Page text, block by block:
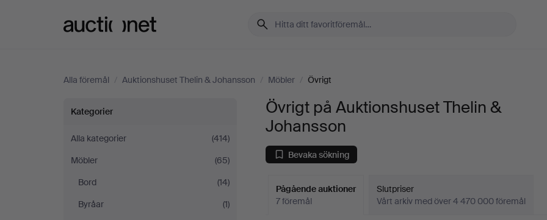
Alla föremål / Auktionshuset Thelin & Johansson / Möbler / Övrigt
Övrigt
på
Auktionshuset
Thelin
Kategorier
Alla kategorier
(414)
Möbler
(65)
Bord
(14)
Byråar
(1)
Övrigt på Auktionshuset Thelin &
Johansson
Bevaka sökning
Pågående auktioner
7 föremål
Slutpriser
Vårt arkiv med över 4 470 000 föremål